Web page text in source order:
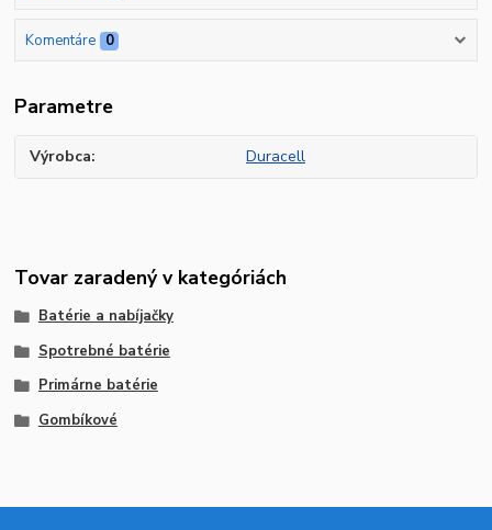
Komentáre 0
Parametre
Výrobca Duracell
Tovar zaradený v kategóriách
Batérie a nabíjačky
Spotrebné batérie
Primárne batérie
Gombíkové